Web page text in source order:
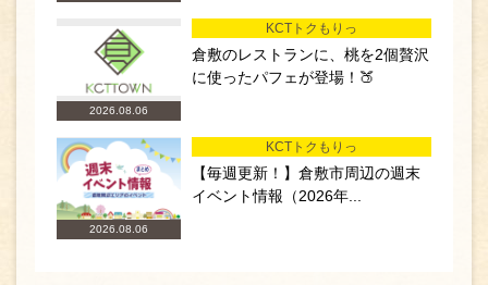
2026.08.06
KCTトクもりっ
倉敷のレストランに、桃を2個贅沢
に使ったパフェが登場！🍑
2026.08.06
KCTトクもりっ
【毎週更新！】倉敷市周辺の週末
イベント情報（2026年...